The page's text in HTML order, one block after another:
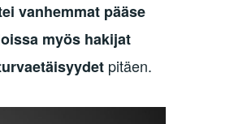
vanhemmat pääse
myös hakijat
pitäen.